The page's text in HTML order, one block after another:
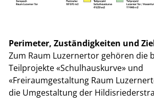
Perimeter, Zuständigkeiten und
Zum Raum Luzernertor gehören die
Teilprojekte «Schulhauskurve» und
«Freiraumgestaltung Raum
die Umgestaltung der